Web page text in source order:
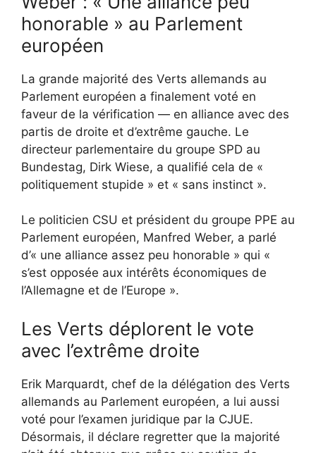
honorable » au Parlement
européen
La grande majorité des Verts allemands au
Parlement européen a finalement voté en
faveur de la vérification — en alliance avec des
partis de droite et d’extrême gauche. Le
directeur parlementaire du groupe SPD au
Bundestag, Dirk Wiese, a qualifié cela de «
politiquement stupide » et « sans instinct ».
Le politicien CSU et président du groupe PPE au
Parlement européen, Manfred Weber, a parlé
d’« une alliance assez peu honorable » qui «
s’est opposée aux intérêts économiques de
l’Allemagne et de l’Europe ».
Les Verts déplorent le vote
avec l’extrême droite
Erik Marquardt, chef de la délégation des Verts
allemands au Parlement européen, a lui aussi
voté pour l’examen juridique par la CJUE.
Désormais, il déclare regretter que la majorité